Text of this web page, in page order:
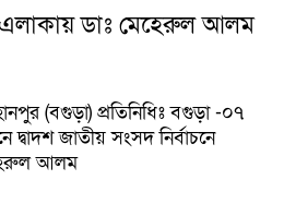
এলাকায় ডাঃ মেহেরুল আলম
(বগুড়া) প্রতিনিধিঃ বগুড়া -০৭
জাতীয় সংসদ নির্বাচনে
আলম